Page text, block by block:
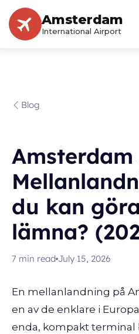
Amsterdam
International Airport
Blog
du kan
lämna?
7 min read July 15, 2026
En mellanlandning på
en av de enklare i
enda, kompakt terminal